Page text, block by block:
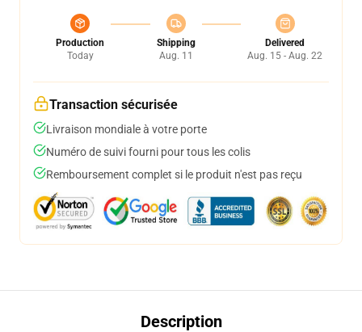
Production
Today
Shipping
Aug. 11
Delivered
Aug. 15 - Aug. 22
Transaction sécurisée
Livraison mondiale à votre porte
Numéro de suivi fourni pour tous les colis
Remboursement complet si le produit n'est pas reçu
Description